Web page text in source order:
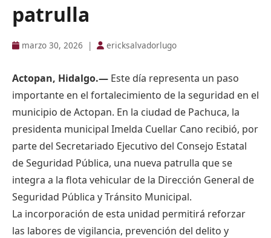
patrulla
marzo 30, 2026 | ericksalvadorlugo
Actopan, Hidalgo.— Este día representa un paso
importante en el fortalecimiento de la seguridad en el
municipio de Actopan. En la ciudad de Pachuca, la
presidenta municipal Imelda Cuellar Cano recibió, por
parte del Secretariado Ejecutivo del Consejo Estatal
de Seguridad Pública, una nueva patrulla que se
integra a la flota vehicular de la Dirección General de
Seguridad Pública y Tránsito Municipal.
La incorporación de esta unidad permitirá reforzar
las labores de vigilancia, prevención del delito y